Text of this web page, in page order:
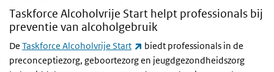
Taskforce Alcoholvrije Start helpt professionals bij
preventie van alcoholgebruik
De Taskforce Alcoholvrije Start (externe link)
biedt professionals in de
preconceptiezorg, geboortezorg en jeugdgezondheidszorg